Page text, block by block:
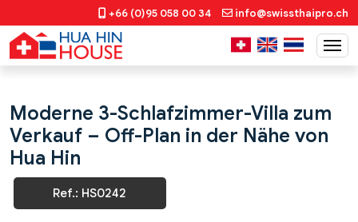
+66 (0)95 058 00 34 info@swissthaipro.ch
Moderne 3-Schlafzimmer-Villa zum
Verkauf – Off-Plan in der Nähe von
Hua Hin
Ref.: HS0242